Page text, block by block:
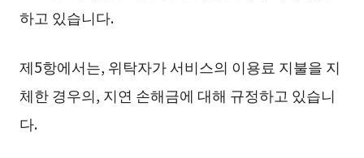
하고 있습니다.
제5항에서는, 위탁자가 서비스의 이용료 지불을 지
체한 경우의, 지연 손해금에 대해 규정하고 있습니
다.